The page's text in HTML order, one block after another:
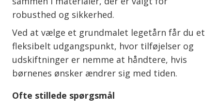
robusthed og sikkerhed.
Ved at vælge et grundmalet legetårn får du et
fleksibelt udgangspunkt, hvor tilføjelser og
udskiftninger er nemme at håndtere, hvis
børnenes ønsker ændrer sig med tiden.
Ofte stillede spørgsmål